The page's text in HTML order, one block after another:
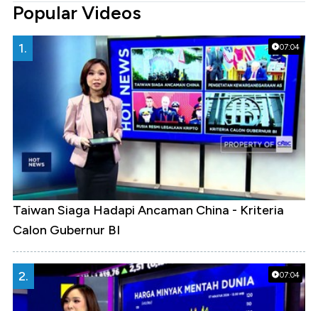
Popular Videos
07:04
1.
Taiwan Siaga Hadapi Ancaman China - Kriteria
Calon Gubernur BI
07:04
2.